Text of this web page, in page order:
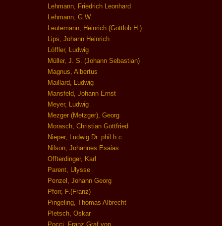
Lehmann, Friedrich Leonhard
Lehmann, G.W.
Leutemann, Heinrich (Gottlob H.)
Lips, Johann Heinrich
Löffler, Ludwig
Müller, J. S. (Johann Sebastian)
Magnus, Albertus
Maillard, Ludwig
Mansfeld, Johann Ernst
Meyer, Ludwig
Mezger (Metzger), Georg
Morasch, Christian Gottfried
Nieper, Ludwig Dr. phil.h.c.
Nilson, Johannes Esaias
Offterdinger, Karl
Parent, Ulysse
Penzel, Johann Georg
Pforr, F.(Franz)
Pingeling, Thomas Albrecht
Pletsch, Oskar
Pocci, Franz Graf von